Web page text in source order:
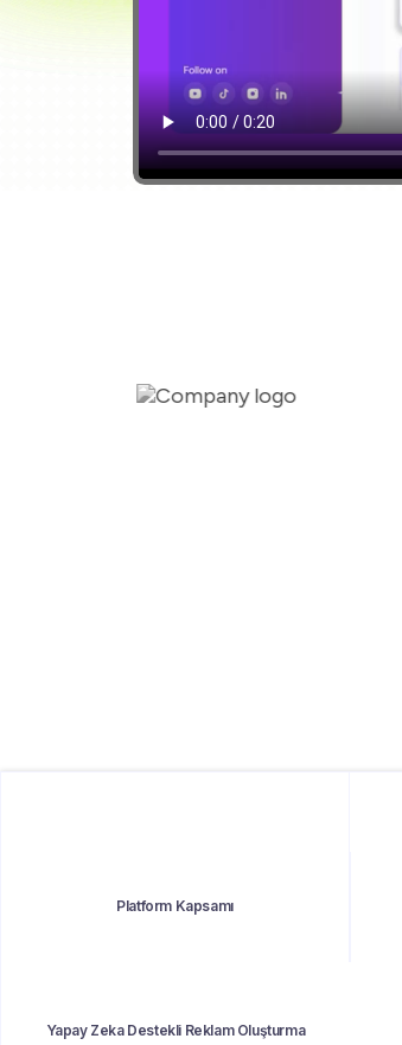
Platform Kapsamı
Yapay Zeka Destekli Reklam Oluşturma